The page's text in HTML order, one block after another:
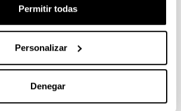
Permitir todas
Personalizar
Denegar
23:59)
para envío de documentación 20/04/2026
INTERNO para solicitar Autorización
(inclusive)
Páginas intermedias Use TAB para
PáginaPágina
7 Página
8